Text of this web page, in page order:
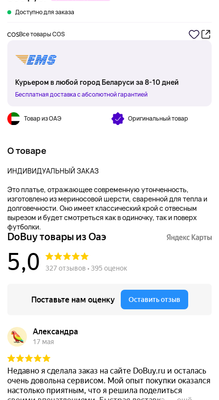
Доступно для заказа
Все товары COS
Курьером в любой город Беларуси за 8-10 дней
Бесплатная доставка с абсолютной гарантией
Товар из ОАЭ Оригинальный товар
О товаре
ИНДИВИДУАЛЬНЫЙ ЗАКАЗ
Это платье, отражающее современную утонченность,
изготовлено из мериносовой шерсти, сваренной для тепла и
долговечности. Оно имеет классический крой с отвесным
вырезом и будет смотреться как в одиночку, так и поверх
футболки.